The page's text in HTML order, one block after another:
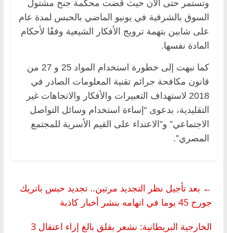
وتستمر حتى الآن حيث قضت محكمة جنح مشتول
السوق بالشرقية في يونيو الماضي بالحبس لمدة عام
على شابين بتهمة ترويج الأفكار الشيعية وفقًا لأحكام
المادة نفسها.
كما نبهت إلى خطورة استخدام المواد 25 و 27 من
قانون مكافحة جرائم تقنية المعلومات الصادر في
2018 لاستهداف التعبيرات والأفكار والاتجاهات غير
التقليدية، بدعوى “إساءة استخدام وسائل التواصل
الاجتماعي” و”الاعتداء على القيم الأسرية للمجتمع
المصري”.
← بعد تأجيل نظر التجديد مرتين.. تجديد حبس باتريك
جورج 45 يوما في اتهامه بنشر أخبار كاذبة
الخارجية البريطانية: نشعر بقلق بالغ إزاء اعتقال 3